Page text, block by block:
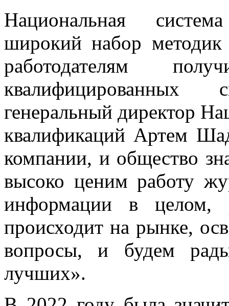
Национальная
широкий набор
работодателям
квалифицированных
генеральный директор
квалификаций Артем
компании, и общество
высоко ценим работу
информации в целом,
происходит на рынке,
вопросы, и будем
лучших».